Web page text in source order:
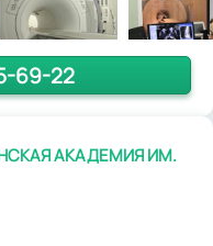
69-22
АКАДЕМИЯ ИМ.